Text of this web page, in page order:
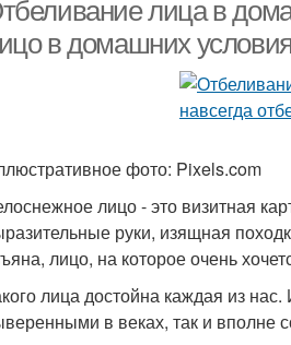
Пятна на коже
лица в
в домашних
фото: Pixels.com
лицо - это визитная
руки, изящная
лицо, на которое очень
лица достойна каждая из
в веках, так и вполне